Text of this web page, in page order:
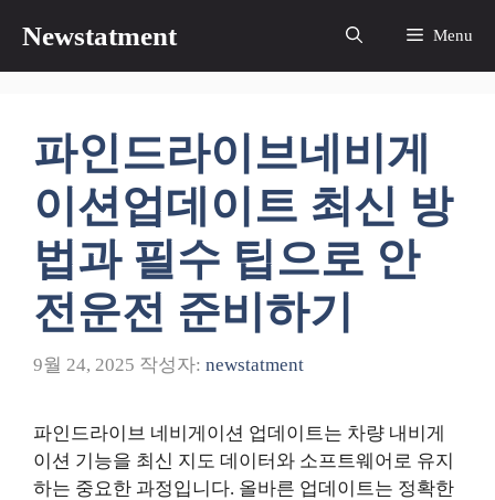
츠
Newstatment Menu
파인드라이브네비게
이션업데이트 최신 방
법과 필수 팁으로 안
전운전 준비하기
9월 24, 2025 작성자: newstatment
파인드라이브 네비게이션 업데이트는 차량 내비게
이션 기능을 최신 지도 데이터와 소프트웨어로 유지
하는 중요한 과정입니다. 올바른 업데이트는 정확한